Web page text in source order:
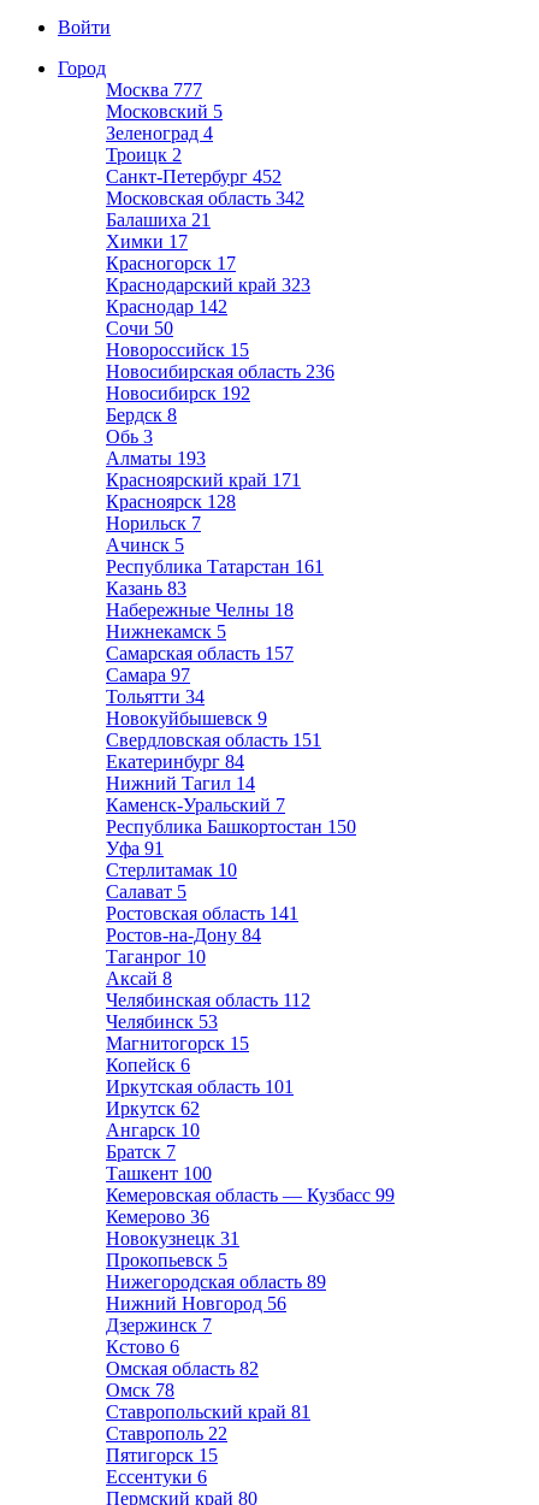
Войти
Город
Москва 777
Московский 5
Зеленоград 4
Троицк 2
Санкт-Петербург 452
Московская область 342
Балашиха 21
Химки 17
Красногорск 17
Краснодарский край 323
Краснодар 142
Сочи 50
Новороссийск 15
Новосибирская область 236
Новосибирск 192
Бердск 8
Обь 3
Алматы 193
Красноярский край 171
Красноярск 128
Норильск 7
Ачинск 5
Республика Татарстан 161
Казань 83
Набережные Челны 18
Нижнекамск 5
Самарская область 157
Самара 97
Тольятти 34
Новокуйбышевск 9
Свердловская область 151
Екатеринбург 84
Нижний Тагил 14
Каменск-Уральский 7
Республика Башкортостан 150
Уфа 91
Стерлитамак 10
Салават 5
Ростовская область 141
Ростов-на-Дону 84
Таганрог 10
Аксай 8
Челябинская область 112
Челябинск 53
Магнитогорск 15
Копейск 6
Иркутская область 101
Иркутск 62
Ангарск 10
Братск 7
Ташкент 100
Кемеровская область — Кузбасс 99
Кемерово 36
Новокузнецк 31
Прокопьевск 5
Нижегородская область 89
Нижний Новгород 56
Дзержинск 7
Кстово 6
Омская область 82
Омск 78
Ставропольский край 81
Ставрополь 22
Пятигорск 15
Ессентуки 6
Пермский край 80